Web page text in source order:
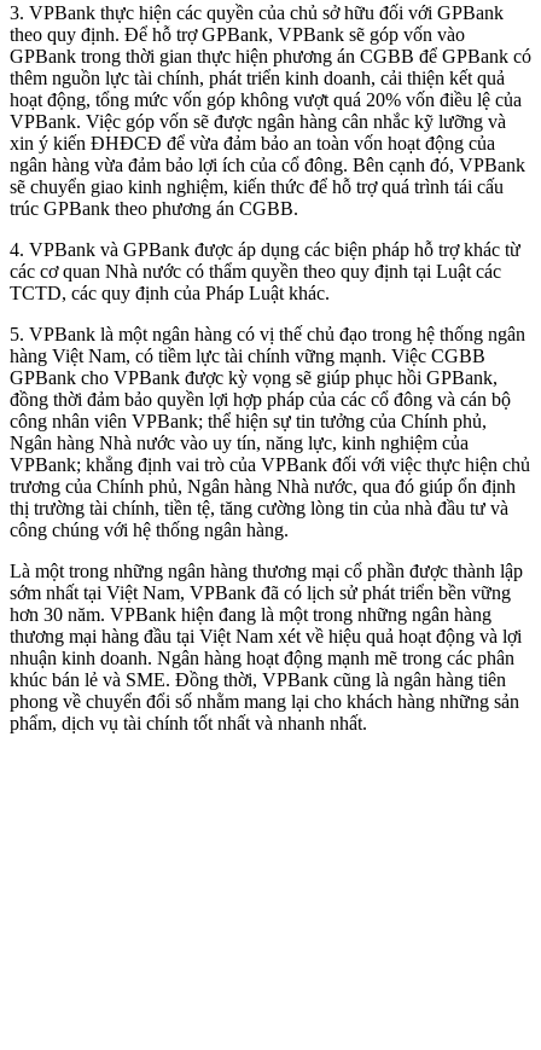
3. VPBank thực hiện các quyền của chủ sở hữu đối với GPBank
theo quy định. Để hỗ trợ GPBank, VPBank sẽ góp vốn vào
GPBank trong thời gian thực hiện phương án CGBB để GPBank có
thêm nguồn lực tài chính, phát triển kinh doanh, cải thiện kết quả
hoạt động, tổng mức vốn góp không vượt quá 20% vốn điều lệ của
VPBank. Việc góp vốn sẽ được ngân hàng cân nhắc kỹ lưỡng và
xin ý kiến ĐHĐCĐ để vừa đảm bảo an toàn vốn hoạt động của
ngân hàng vừa đảm bảo lợi ích của cổ đông. Bên cạnh đó, VPBank
sẽ chuyển giao kinh nghiệm, kiến thức để hỗ trợ quá trình tái cấu
trúc GPBank theo phương án CGBB.
4. VPBank và GPBank được áp dụng các biện pháp hỗ trợ khác từ
các cơ quan Nhà nước có thẩm quyền theo quy định tại Luật các
TCTD, các quy định của Pháp Luật khác.
5. VPBank là một ngân hàng có vị thế chủ đạo trong hệ thống ngân
hàng Việt Nam, có tiềm lực tài chính vững mạnh. Việc CGBB
GPBank cho VPBank được kỳ vọng sẽ giúp phục hồi GPBank,
đồng thời đảm bảo quyền lợi hợp pháp của các cổ đông và cán bộ
công nhân viên VPBank; thể hiện sự tin tưởng của Chính phủ,
Ngân hàng Nhà nước vào uy tín, năng lực, kinh nghiệm của
VPBank; khẳng định vai trò của VPBank đối với việc thực hiện chủ
trương của Chính phủ, Ngân hàng Nhà nước, qua đó giúp ổn định
thị trường tài chính, tiền tệ, tăng cường lòng tin của nhà đầu tư và
công chúng với hệ thống ngân hàng.
Là một trong những ngân hàng thương mại cổ phần được thành lập
sớm nhất tại Việt Nam, VPBank đã có lịch sử phát triển bền vững
hơn 30 năm. VPBank hiện đang là một trong những ngân hàng
thương mại hàng đầu tại Việt Nam xét về hiệu quả hoạt động và lợi
nhuận kinh doanh. Ngân hàng hoạt động mạnh mẽ trong các phân
khúc bán lẻ và SME. Đồng thời, VPBank cũng là ngân hàng tiên
phong về chuyển đổi số nhằm mang lại cho khách hàng những sản
phẩm, dịch vụ tài chính tốt nhất và nhanh nhất.